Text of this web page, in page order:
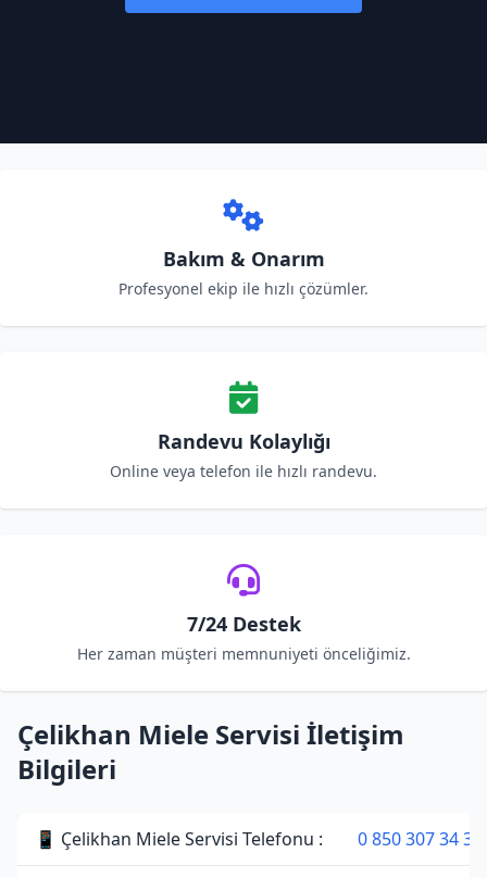
Bakım & Onarım
Profesyonel ekip ile hızlı çözümler.
Randevu Kolaylığı
Online veya telefon ile hızlı randevu.
7/24 Destek
Her zaman müşteri memnuniyeti önceliğimiz.
Çelikhan Miele Servisi İletişim
Bilgileri
📱 Çelikhan Miele Servisi Telefonu : 0 850 307 34 38